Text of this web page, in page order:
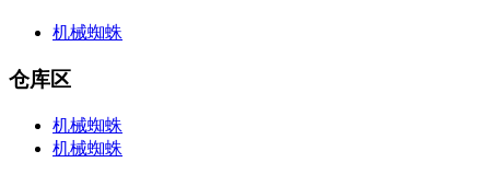
机械蜘蛛
仓库区
机械蜘蛛
机械蜘蛛